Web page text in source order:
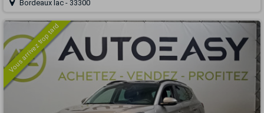
Bordeaux lac - 33300
Vous arrivez trop tard